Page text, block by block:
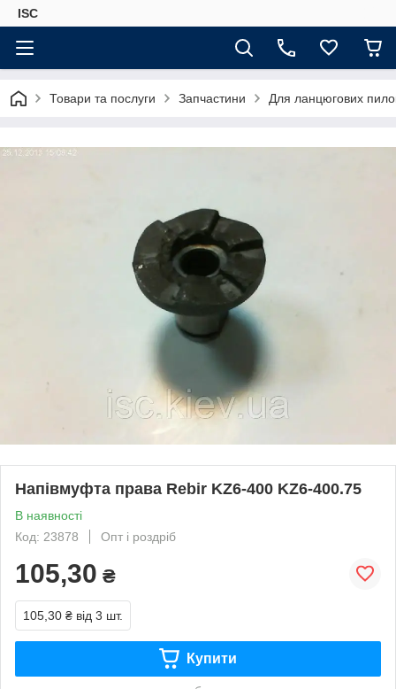
ISC
Товари та послуги Запчастини Для ланцюгових
Напівмуфта права Rebir KZ6-400 KZ6-400.75
В наявності
Код: 23878
Опт і роздріб
105,30 ₴
105,30 ₴ від 3 шт.
Купити